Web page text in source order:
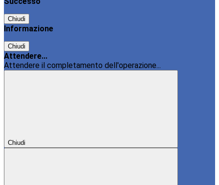
Chiudi
Informazione
Chiudi
Attendere...
Attendere il completamento dell'operazione...
Chiudi